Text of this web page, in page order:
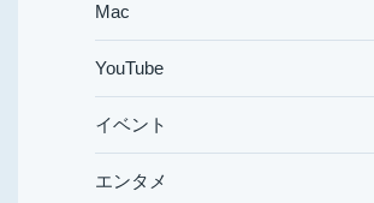
Mac
YouTube
イベント
エンタメ